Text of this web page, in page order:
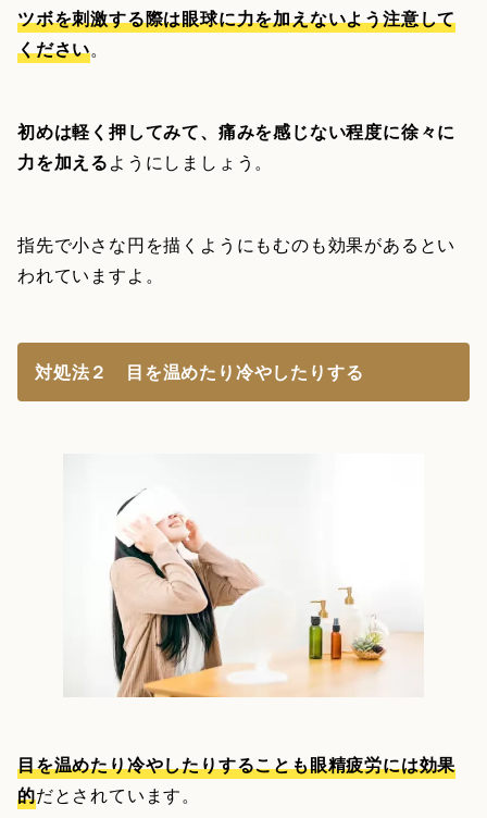
ツボを刺激する際は眼球に力を加えないよう注意して
ください。
初めは軽く押してみて、痛みを感じない程度に徐々に
力を加えるようにしましょう。
指先で小さな円を描くようにもむのも効果があるとい
われていますよ。
対処法２ 目を温めたり冷やしたりする
目を温めたり冷やしたりすることも眼精疲労には効果
的だとされています。